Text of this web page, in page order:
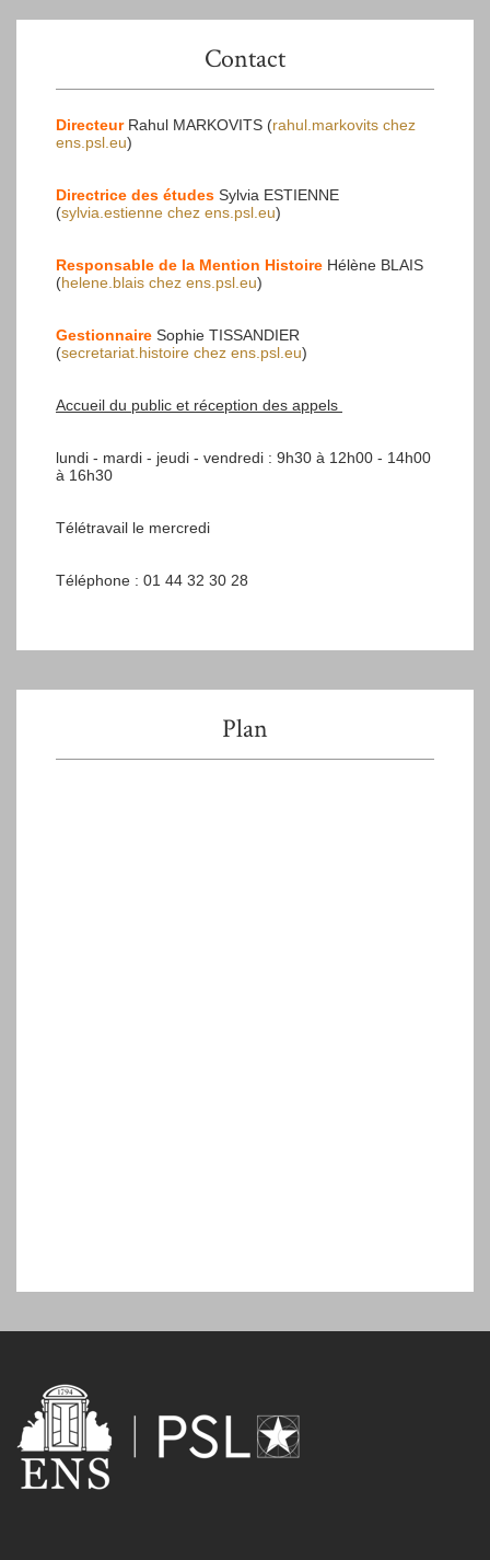
Contact
Directeur Rahul MARKOVITS (rahul.markovits chez
ens.psl.eu)
Directrice des études Sylvia ESTIENNE
(sylvia.estienne chez ens.psl.eu)
Responsable de la Mention Histoire Hélène BLAIS
(helene.blais chez ens.psl.eu)
Gestionnaire Sophie TISSANDIER
(secretariat.histoire chez ens.psl.eu)
Accueil du public et réception des appels
lundi - mardi - jeudi - vendredi : 9h30 à 12h00 - 14h00
à 16h30
Télétravail le mercredi
Téléphone : 01 44 32 30 28
Plan